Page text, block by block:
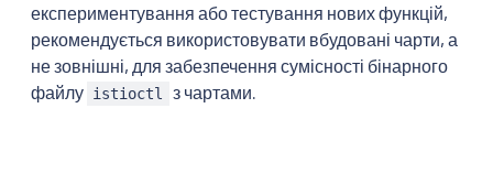
експериментування або тестування нових функцій,
рекомендується використовувати вбудовані чарти, а
не зовнішні, для забезпечення сумісності бінарного
файлу istioctl з чартами.